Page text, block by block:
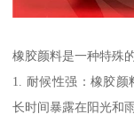
橡胶颜料是一种特殊
1. 耐候性强：橡胶
长时间暴露在阳光和